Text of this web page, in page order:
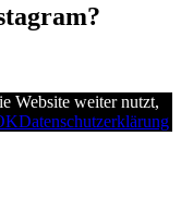
Website weiter nutzt,
Datenschutzerklärung